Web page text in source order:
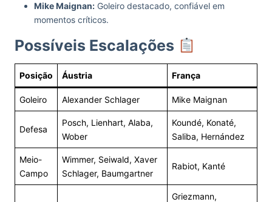
Mike Maignan: Goleiro destacado, confiável em
momentos críticos.
Possíveis Escalações
Posição Áustria França
Goleiro Alexander Schlager Mike Maignan
Defesa
Posch, Lienhart, Alaba,
Wober
Koundé, Konaté,
Saliba, Hernández
Meio-
Campo
Wimmer, Seiwald, Xaver
Schlager, Baumgartner
Rabiot, Kanté
Griezmann,